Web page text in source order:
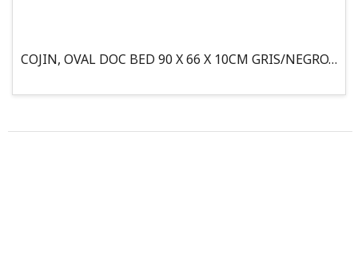
COJIN, OVAL DOC BED 90 X 66 X 10CM GRIS/NEGRO, 95°